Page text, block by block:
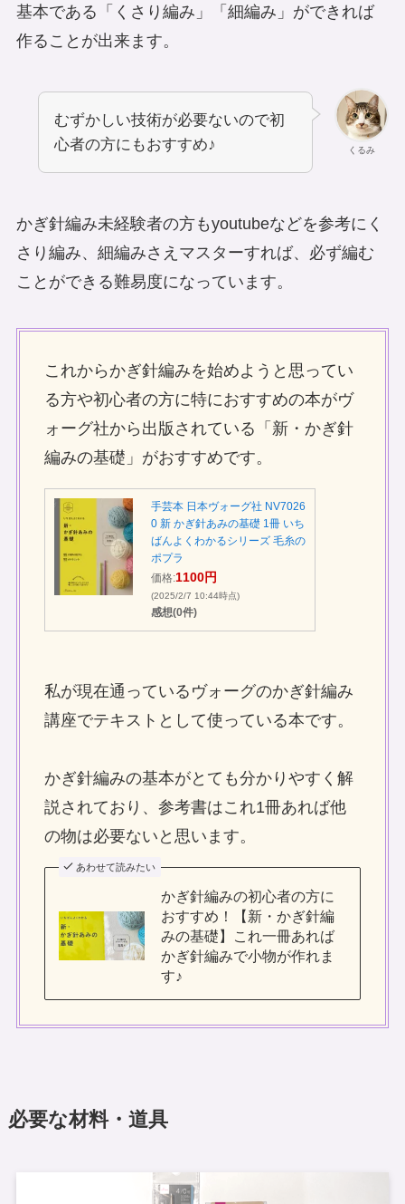
基本である「くさり編み」「細編み」ができれば
作ることが出来ます。
くるみ
むずかしい技術が必要ないので初
心者の方にもおすすめ♪
かぎ針編み未経験者の方もyoutubeなどを参考にく
さり編み、細編みさえマスターすれば、必ず編む
ことができる難易度になっています。
これからかぎ針編みを始めようと思ってい
る方や初心者の方に特におすすめの本がヴ
ォーグ社から出版されている「新・かぎ針
編みの基礎」がおすすめです。
手芸本 日本ヴォーグ社 NV7026
0 新 かぎ針あみの基礎 1冊 いち
ばんよくわかるシリーズ 毛糸の
ポプラ
価格:1100円
(2025/2/7 10:44時点)
感想(0件)
私が現在通っているヴォーグのかぎ針編み
講座でテキストとして使っている本です。
かぎ針編みの基本がとても分かりやすく解
説されており、参考書はこれ1冊あれば他
の物は必要ないと思います。
あわせて読みたい
かぎ針編みの初心者の方に
おすすめ！【新・かぎ針編
みの基礎】これ一冊あれば
かぎ針編みで小物が作れま
す♪
必要な材料・道具